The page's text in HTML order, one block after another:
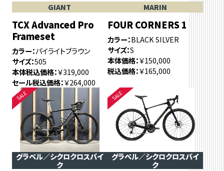
GIANT
TCX Advanced Pro
Frameset
カラー パイライトブラウン
サイズ 505
本体税込価格 ￥319,000
セール税込価格 ￥264,000
MARIN
FOUR CORNERS 1
カラー BLACK SILVER
サイズ S
本体価格 ￥150,000
税込価格 ￥165,000
グラベル／シクロクロスバイ
ク
グラベル／シクロクロスバイ
ク